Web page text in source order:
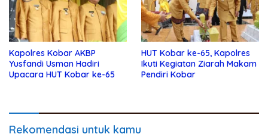
Kapolres Kobar AKBP
Yusfandi Usman Hadiri
Upacara HUT Kobar ke-65
HUT Kobar ke-65, Kapolres
Ikuti Kegiatan Ziarah Makam
Pendiri Kobar
Rekomendasi untuk kamu